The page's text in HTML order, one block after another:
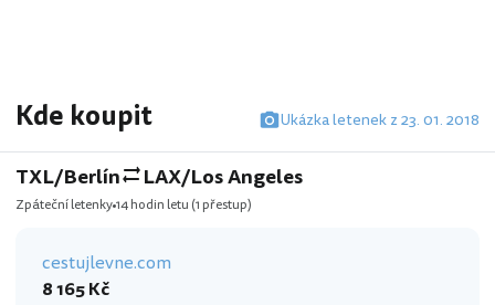
Kde koupit Ukázka letenek z 23. 01. 2018
TXL/Berlín LAX/Los Angeles
Zpáteční letenky14 hodin letu (1 přestup)
cestujlevne.com
8 165 Kč